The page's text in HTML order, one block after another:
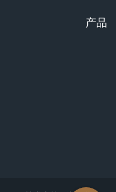
产品